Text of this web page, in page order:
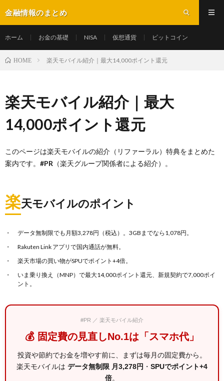
金融情報のまとめ
ホーム お金の基礎 NISA 仮想通貨 ビットコイン
HOME 楽天モバイル紹介｜最大14,000ポイント還元
楽天モバイル紹介｜最大
14,000ポイント還元
このページは楽天モバイルの紹介（リファーラル）特典をまとめた
案内です。 #PR （楽天グループ関係者による紹介）。
楽天モバイルのポイント
データ無制限でも月額3,278円（税込）。3GBまでなら1,078円。
Rakuten Link アプリで国内通話が無料。
楽天市場の買い物がSPUでポイント+4倍。
いま乗り換え（MNP）で最大14,000ポイント還元、新規契約で7,000ポイ
ント。
#PR ／ 楽天モバイル紹介
💰 固定費の見直しNo.1は「スマホ代」
投資や節約でお金を増やす前に、まずは毎月の固定費から。
楽天モバイルは データ無制限 月3,278円 ・ SPUでポイント+4
倍。